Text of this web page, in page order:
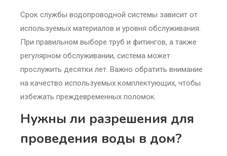
Срок службы водопроводной системы зависит от
используемых материалов и уровня обслуживания.
При правильном выборе труб и фитингов, а также
регулярном обслуживании, система может
прослужить десятки лет. Важно обратить внимание
на качество используемых комплектующих, чтобы
избежать преждевременных поломок.
Нужны ли разрешения для
проведения воды в дом?